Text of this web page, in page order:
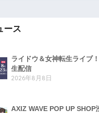
ース
ライドウ＆女神転生ライブ
生配信
2026年8月8日
AXIZ WAVE POP UP SHOP